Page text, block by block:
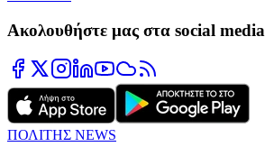
Ακολουθήστε μας στα social media
ΠΟΛΙΤΗΣ NEWS